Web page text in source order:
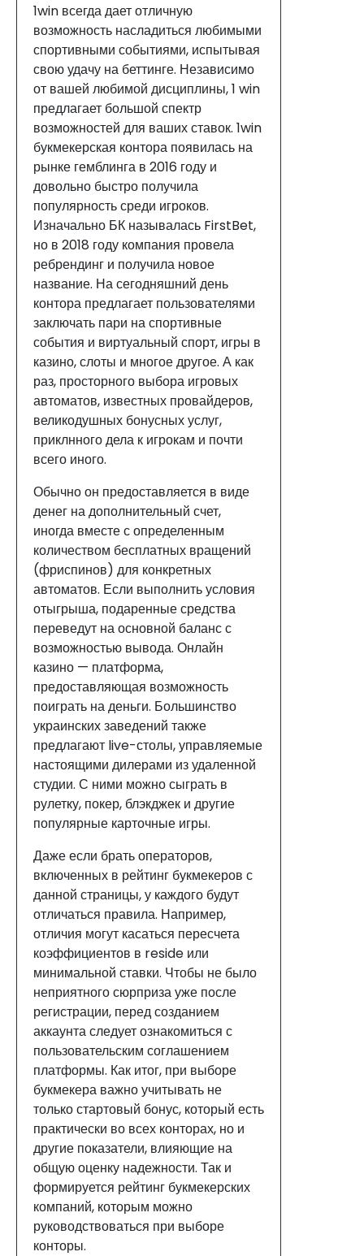
1win всегда дает отличную
возможность насладиться любимыми
спортивными событиями, испытывая
свою удачу на беттинге. Независимо
от вашей любимой дисциплины, 1 win
предлагает большой спектр
возможностей для ваших ставок. 1win
букмекерская контора появилась на
рынке гемблинга в 2016 году и
довольно быстро получила
популярность среди игроков.
Изначально БК называлась FirstBet,
но в 2018 году компания провела
ребрендинг и получила новое
название. На сегодняшний день
контора предлагает пользователями
заключать пари на спортивные
события и виртуальный спорт, игры в
казино, слоты и многое другое. А как
раз, просторного выбора игровых
автоматов, известных провайдеров,
великодушных бонусных услуг,
приклнного дела к игрокам и почти
всего иного.
Обычно он предоставляется в виде
денег на дополнительный счет,
иногда вместе с определенным
количеством бесплатных вращений
(фриспинов) для конкретных
автоматов. Если выполнить условия
отыгрыша, подаренные средства
переведут на основной баланс с
возможностью вывода. Онлайн
казино — платформа,
предоставляющая возможность
поиграть на деньги. Большинство
украинских заведений также
предлагают live-столы, управляемые
настоящими дилерами из удаленной
студии. С ними можно сыграть в
рулетку, покер, блэкджек и другие
популярные карточные игры.
Даже если брать операторов,
включенных в рейтинг букмекеров с
данной страницы, у каждого будут
отличаться правила. Например,
отличия могут касаться пересчета
коэффициентов в reside или
минимальной ставки. Чтобы не было
неприятного сюрприза уже после
регистрации, перед созданием
аккаунта следует ознакомиться с
пользовательским соглашением
платформы. Как итог, при выборе
букмекера важно учитывать не
только стартовый бонус, который есть
практически во всех конторах, но и
другие показатели, влияющие на
общую оценку надежности. Так и
формируется рейтинг букмекерских
компаний, которым можно
руководствоваться при выборе
конторы.